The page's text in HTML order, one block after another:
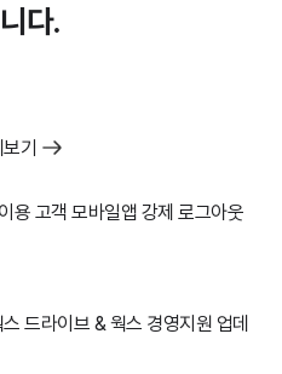
다.
기
용 고객 모바일앱 강제 로그아웃
드라이브 & 웍스 경영지원 업데